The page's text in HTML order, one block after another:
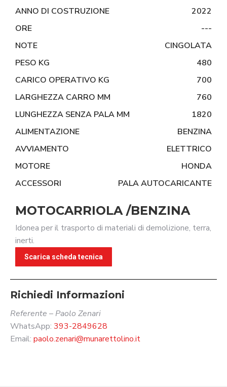
ANNO DI COSTRUZIONE
2022
ORE
---
NOTE
CINGOLATA
PESO KG
480
CARICO OPERATIVO KG
700
LARGHEZZA CARRO MM
760
LUNGHEZZA SENZA PALA MM
1820
ALIMENTAZIONE
BENZINA
AVVIAMENTO
ELETTRICO
MOTORE
HONDA
ACCESSORI
PALA AUTOCARICANTE
MOTOCARRIOLA /BENZINA
Idonea per il trasporto di materiali di demolizione, terra,
inerti.
Scarica scheda tecnica
Richiedi Informazioni
Referente – Paolo Zenari
WhatsApp: 393-2849628
Email: paolo.zenari@munarettolino.it